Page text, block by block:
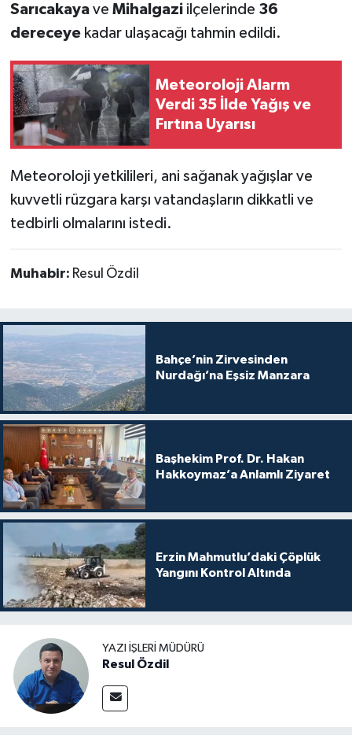
Sarıcakayave Mihalgaziilçelerinde 36
dereceyekadar ulaşacağı tahmin edildi.
Meteoroloji Alarm
Verdi 35 İlde Yağış ve
Fırtına Uyarısı
Meteoroloji yetkilileri, ani sağanak yağışlar ve
kuvvetli rüzgara karşı vatandaşların dikkatli ve
tedbirli olmalarını istedi.
Muhabir: Resul Özdil
Bahçe’nin Zirvesinden
Nurdağı’na Eşsiz Manzara
Başhekim Prof. Dr. Hakan
Hakkoymaz’a Anlamlı Ziyaret
Erzin Mahmutlu’daki Çöplük
Yangını Kontrol Altında
YAZI İŞLERI MÜDÜRÜ
Resul Özdil